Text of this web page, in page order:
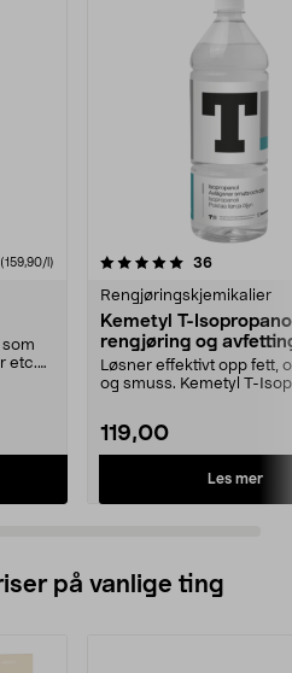
(159,90/l)
etc.
36
Rengjøringskjemikalier
Kemetyl T-
rengjøring og
Løsner effektivt opp fett,
og smuss. Kemetyl T-
119,00
Les mer
3.5 av 5 stjerner
på vanlige ting